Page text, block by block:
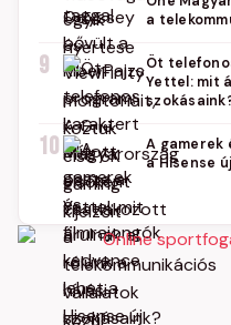
a
9
Öt
Yettel: mit
10
A gamerek
a Hisense